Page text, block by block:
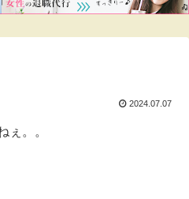
2024.07.07
ぇ。。